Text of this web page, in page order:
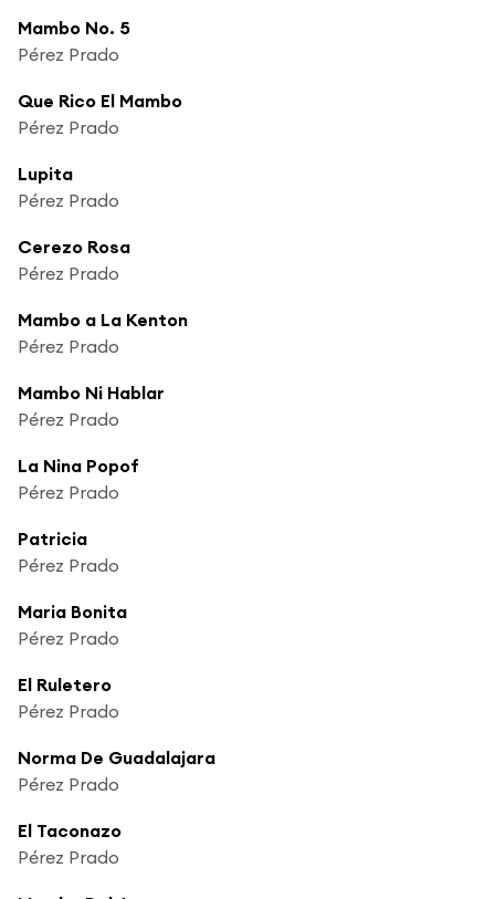
Mambo No. 5
Pérez Prado
Que Rico El Mambo
Pérez Prado
Lupita
Pérez Prado
Cerezo Rosa
Pérez Prado
Mambo a La Kenton
Pérez Prado
Mambo Ni Hablar
Pérez Prado
La Nina Popof
Pérez Prado
Patricia
Pérez Prado
Maria Bonita
Pérez Prado
El Ruletero
Pérez Prado
Norma De Guadalajara
Pérez Prado
El Taconazo
Pérez Prado